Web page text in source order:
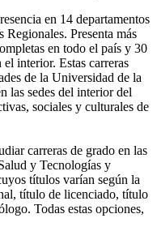
en 14 departamentos
Presenta más
en todo el país y 30
el interior. Estas carreras
de la Universidad de la
las sedes del interior del
sociales y culturales de
carreras de grado en las
y Tecnologías y
títulos varían según la
título de licenciado, título
Todas estas opciones,